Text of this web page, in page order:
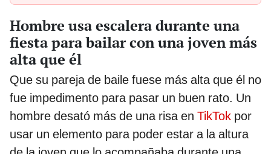
Hombre usa escalera durante una
fiesta para bailar con una joven más
alta que él
Que su pareja de baile fuese más alta que él no
fue impedimento para pasar un buen rato. Un
hombre desató más de una risa en TikTok por
usar un elemento para poder estar a la altura